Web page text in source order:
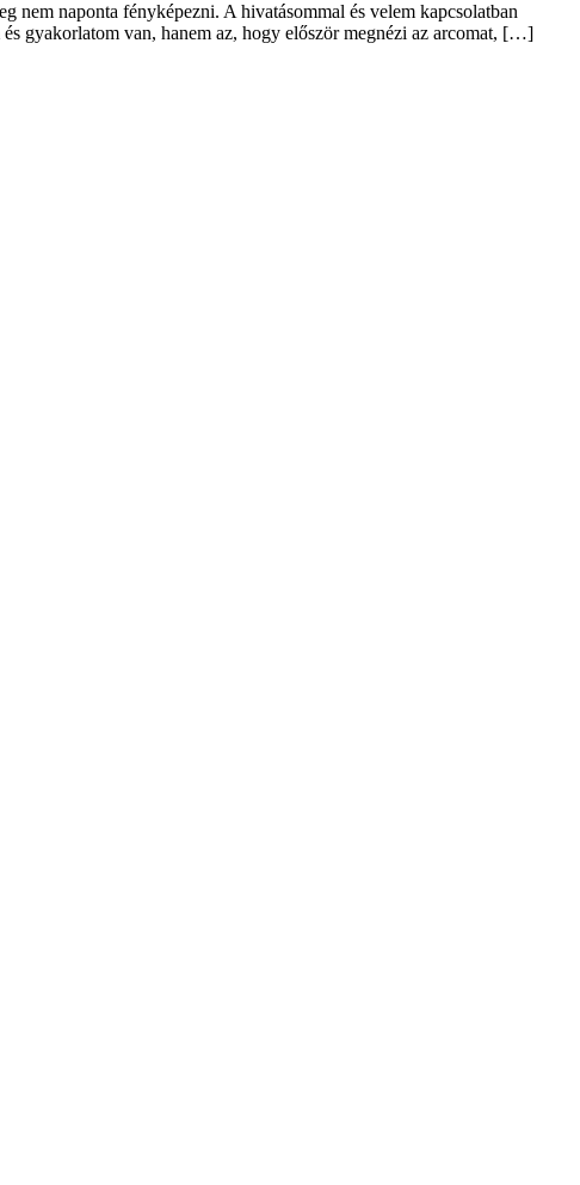
nem naponta fényképezni. A hivatásommal és velem kapcsolatban
gyakorlatom van, hanem az, hogy először megnézi az arcomat, […]